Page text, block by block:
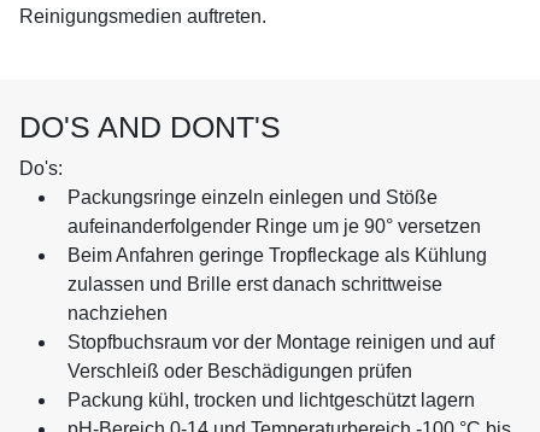
Reinigungsmedien auftreten.
DO'S AND DONT'S
Do's:
Packungsringe einzeln einlegen und Stöße
aufeinanderfolgender Ringe um je 90° versetzen
Beim Anfahren geringe Tropfleckage als Kühlung
zulassen und Brille erst danach schrittweise
nachziehen
Stopfbuchsraum vor der Montage reinigen und auf
Verschleiß oder Beschädigungen prüfen
Packung kühl, trocken und lichtgeschützt lagern